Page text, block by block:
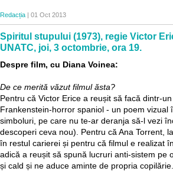
Redacția | 01 Oct 2013
Spiritul stupului (1973), regie Victor
UNATC, joi, 3 octombrie, ora 19.
Despre film, cu Diana Voinea:
De ce merită văzut filmul ăsta?
Pentru că Victor Erice a reușit să facă dintr-
Frankenstein-horror spaniol - un poem vizual
simboluri, pe care nu te-ar deranja să-l vezi
descoperi ceva nou). Pentru că Ana Torrent,
în restul carierei și pentru că filmul e realizat
adică a reușit să spună lucruri anti-sistem pe
și cald și ne aduce aminte de propria copilărie.